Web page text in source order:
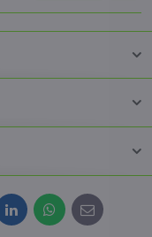
LinkedInWhatsApp
E-
mail